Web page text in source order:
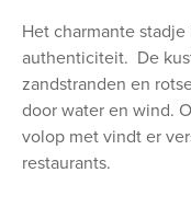
Het charmante
authenticiteit. De
zandstranden en
door water en wind.
volop met vindt er
restaurants.